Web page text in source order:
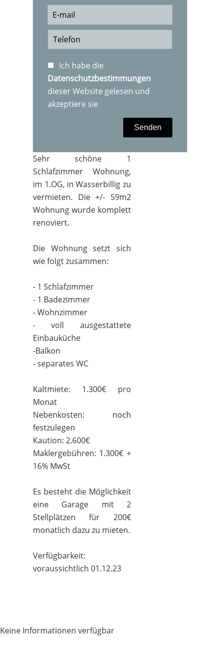
Ich habe die
Datenschutzbestimmungen
dieser Website gelesen und
akzeptiere sie
Senden
Sehr schöne 1
Schlafzimmer Wohnung,
im 1.OG, in Wasserbillig zu
vermieten. Die +/- 59m2
Wohnung wurde komplett
renoviert.
Die Wohnung setzt sich
wie folgt zusammen:
- 1 Schlafzimmer
- 1 Badezimmer
- Wohnzimmer
- voll ausgestattete
Einbauküche
-Balkon
- separates WC
Kaltmiete: 1.300€ pro
Monat
Nebenkosten: noch
festzulegen
Kaution: 2.600€
Maklergebühren: 1.300€ +
16% MwSt
Es besteht die Möglichkeit
eine Garage mit 2
Stellplätzen für 200€
monatlich dazu zu mieten.
Verfügbarkeit:
voraussichtlich 01.12.23
Keine Informationen verfügbar